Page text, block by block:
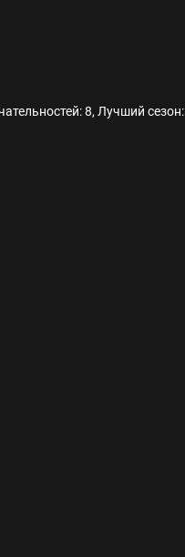
8, Лучший сезон: